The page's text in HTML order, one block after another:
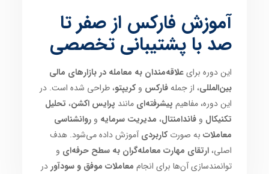
آموزش فارکس از صفر تا
صد با پشتیبانی تخصصی
این دوره برایعلاقه‌مندان به معامله در بازارهای مالی
بین‌المللی، از جملهفارکس وکریپتو، طراحی شده است. در
این دوره، مفاهیم پیشرفته‌ای مانند پرایس اکشن، تحلیل
تکنیکال وفاندامنتال، مدیریت سرمایه وروانشناسی
معاملات به صورتکاربردیآموزش داده می‌شود. هدف
اصلی،ارتقای مهارت معامله‌گران به سطح حرفه‌ای و
توانمندسازی آن‌ها برای انجام معاملات موفق و سودآور در